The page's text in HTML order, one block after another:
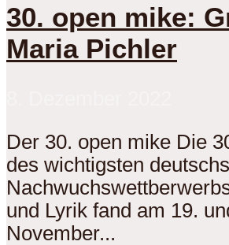
30. open mike:
Maria Pichler
Der 30. open mike Die
des wichtigsten
und Lyrik fand am 19.
November...